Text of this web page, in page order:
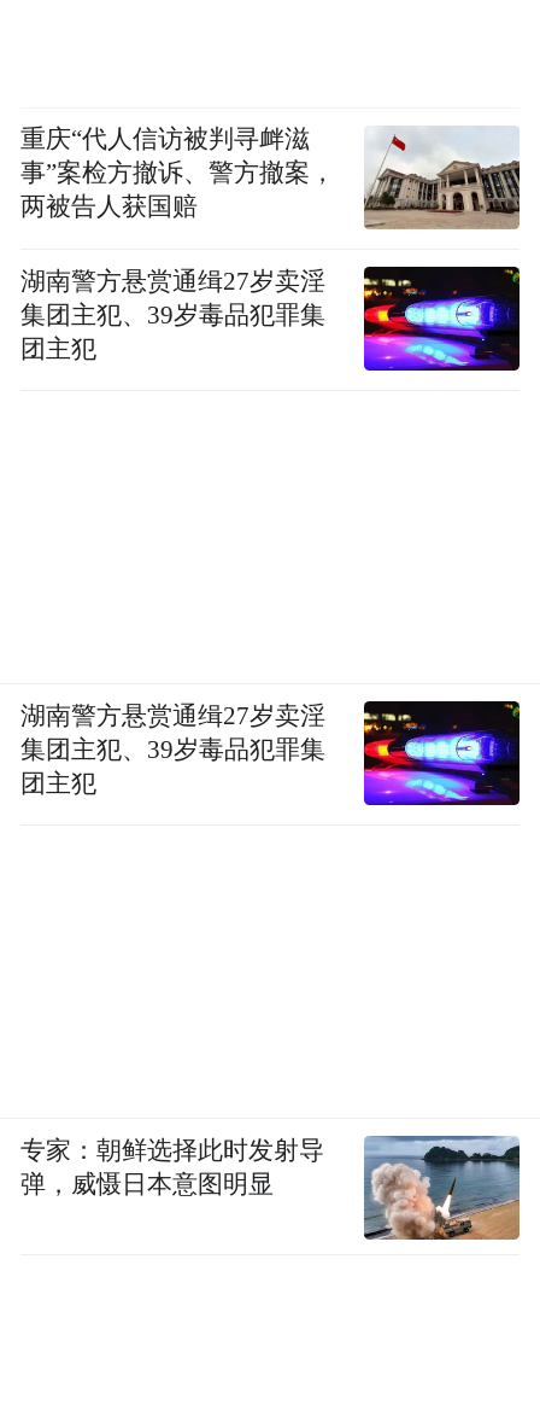
重庆“代人信访被判寻衅滋
事”案检方撤诉、警方撤案，
两被告人获国赔
湖南警方悬赏通缉27岁卖淫
集团主犯、39岁毒品犯罪集
团主犯
湖南警方悬赏通缉27岁卖淫
集团主犯、39岁毒品犯罪集
团主犯
专家：朝鲜选择此时发射导
弹，威慑日本意图明显